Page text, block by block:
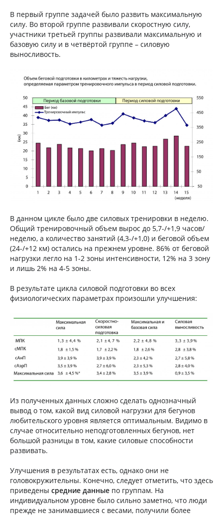
В первый группе задачей было развить максимальную
силу. Во второй группе развивали скоростную силу,
участники третьей группы развивали максимальную и
базовую силу и в четвёртой группе – силовую
выносливость.
В данном цикле было две силовых тренировки в неделю.
Общий тренировочный объем вырос до 5,7-/+1,9 часов/
неделю, а количество занятий (4,3-/+1,0) и беговой объем
(24-/+12 км) остались на прежнем уровне. 86% от беговой
нагрузки легло на 1-2 зоны интенсивности, 12% на 3 зону
и лишь 2% на 4-5 зоны.
В результате цикла силовой подготовки во всех
физиологических параметрах произошли улучшения:
Из полученных данных сложно сделать однозначный
вывод о том, какой вид силовой нагрузки для бегунов
любительского уровня является оптимальным. Видимо в
случае относительно неподготовленных бегунов, нет
большой разницы в том, какие силовые способности
развивать.
Улучшения в результатах есть, однако они не
головокружительны. Конечно, следует отметить, что здесь
приведены средние данные по группам. На
индивидуальном уровне было сильно заметно, что люди
прежде не занимавшиеся с весами, получили более